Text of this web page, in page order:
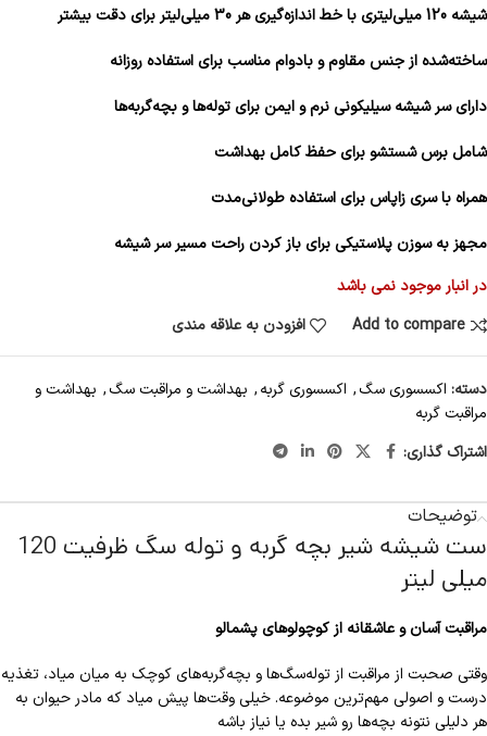
شیشه 120 میلی‌لیتری با خط اندازه‌گیری هر 30 میلی‌لیتر برای دقت بیشتر
ساخته‌شده از جنس مقاوم و بادوام مناسب برای استفاده روزانه
دارای سر شیشه سیلیکونی نرم و ایمن برای توله‌ها و بچه‌گربه‌ها
شامل برس شستشو برای حفظ کامل بهداشت
همراه با سری زاپاس برای استفاده طولانی‌مدت
مجهز به سوزن پلاستیکی برای باز کردن راحت مسیر سر شیشه
در انبار موجود نمی باشد
Add to compare
افزودن به علاقه مندی
دسته: اکسسوری سگ, اکسسوری گربه, بهداشت و مراقبت سگ, بهداشت و
مراقبت گربه
اشتراک گذاری:
توضیحات
ست شیشه شیر بچه گربه و توله سگ ظرفیت 120
میلی لیتر
مراقبت آسان و عاشقانه از کوچولوهای پشمالو
وقتی صحبت از مراقبت از توله‌سگ‌ها و بچه‌گربه‌های کوچک به میان میاد، تغذیه
درست و اصولی مهم‌ترین موضوعه. خیلی وقت‌ها پیش میاد که مادر حیوان به
هر دلیلی نتونه بچه‌ها رو شیر بده یا نیاز باشه